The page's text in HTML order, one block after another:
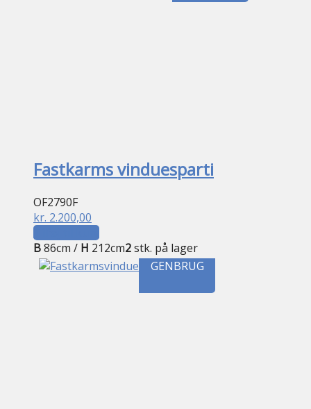
Fastkarms vinduesparti
OF2790F
kr. 2.200,00
Tilføj til kurv
B86cm / H 212cm2stk. på lager
GENBRUG